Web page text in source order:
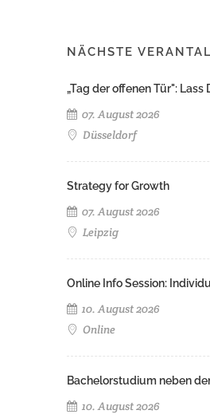
NÄCHSTE
„Tag der offenen Tür": Lass
07. August 2026
Düsseldorf
Strategy for Growth
07. August 2026
Leipzig
Online Info Session:
10. August 2026
Online
Bachelorstudium neben
10. August 2026